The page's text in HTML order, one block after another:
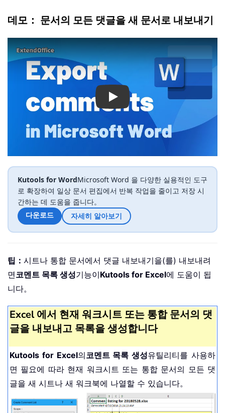
데모： 문서의 모든 댓글을 새 문서로 내보내기
Play
Kutools for WordMicrosoft Word 을 다양한 실용적인 도구
로 확장하여 일상 문서 편집에서 반복 작업을 줄이고 저장 시
간하는 데 도움을 줍니다。
다운로드
자세히 알아보기
팁： 시트나 통합 문서에서 댓글 내보내기을(를) 내보내려
면코멘트 목록 생성기능이Kutools for Excel에 도움이 됩
니다。
Excel 에서 현재 워크시트 또는 통합 문서의 댓
글을 내보내고 목록을 생성합니다
Kutools for Excel의코멘트 목록 생성유틸리티를 사용하
면 필요에 따라 현재 워크시트 또는 통합 문서의 모든 댓
글을 새 시트나 새 워크북에 나열할 수 있습니다。